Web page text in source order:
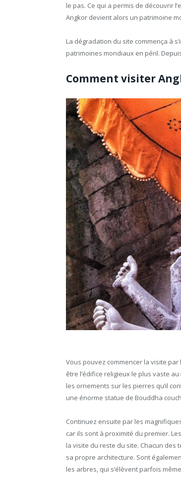
le pas. Ce qui a permis de découvrir
Angkor devient alors un patrimoine
La dégradation du site commença à
patrimoines mondiaux en péril.
Comment visiter
Vous pouvez commencer la visite par
être l’édifice religieux le plus vaste
les ornements sur les pierres qu’il
une énorme statue de Bouddha
Continuez ensuite par les
car ils sont à proximité du premier.
la visite du reste du site. Chacun
sa propre architecture. Sont
les arbres, qui s’élèvent parfois